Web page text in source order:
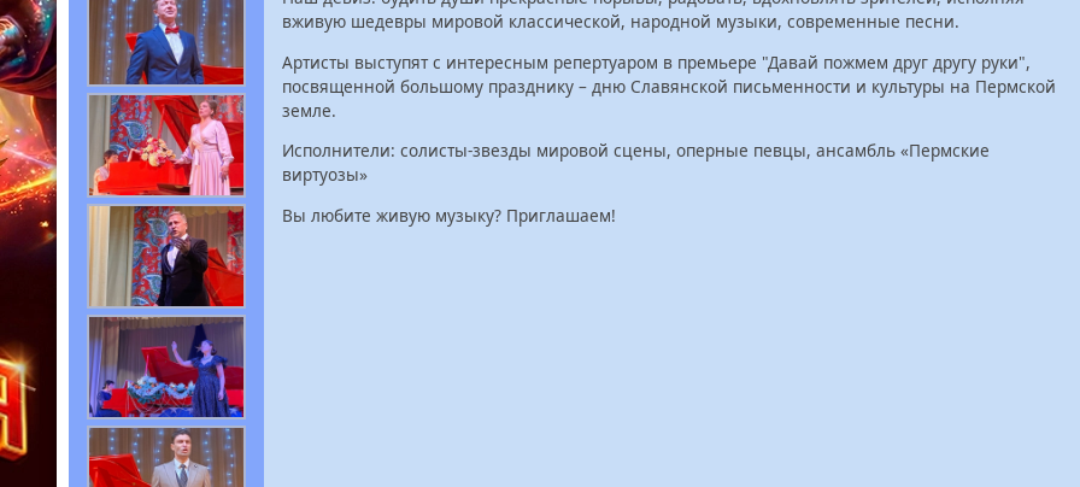
вживую шедевры мировой классической, народной музыки, современные песни.
Артисты выступят с интересным репертуаром в премьере "Давай пожмем друг другу руки",
посвященной большому празднику – дню Славянской письменности и культуры на Пермской
земле.
Исполнители: солисты-звезды мировой сцены, оперные певцы, ансамбль «Пермские
виртуозы»
Вы любите живую музыку? Приглашаем!